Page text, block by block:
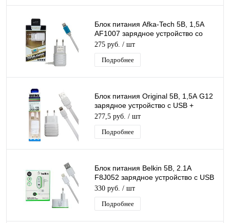
Блок питания Afka-Tech 5В, 1,5А
AF1007 зарядное устройство со
встроенным кабелем Iphone 1.2м +
2 USB
275 руб. / шт
Подробнее
Блок питания Original 5В, 1,5А G12
зарядное устройство с USB +
кабель Iphone 1 м белый
277,5 руб. / шт
Подробнее
Блок питания Belkin 5В, 2.1А
F8J052 зарядное устройство с USB
+ кабель Iphone 1,2 м белый
330 руб. / шт
Подробнее